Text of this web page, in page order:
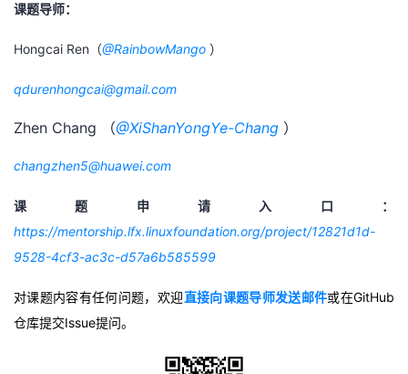
课题导师：
Hongcai Ren（@RainbowMango ）
qdurenhongcai@gmail.com
Zhen Chang （@XiShanYongYe-Chang ）
changzhen5@huawei.com
课题申请入口：
https://mentorship.lfx.linuxfoundation.org/project/12821d1d-
9528-4cf3-ac3c-d57a6b585599
对课题内容有任何问题，欢迎直接向课题导师发送邮件或在GitHub
仓库提交Issue提问。